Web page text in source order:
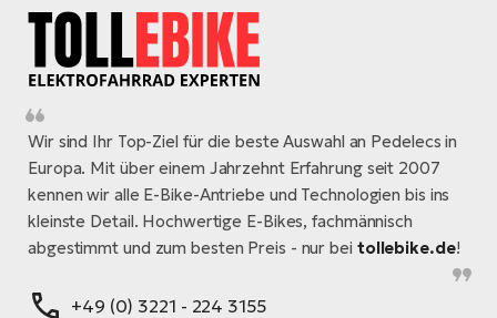
Wir sind Ihr Top-Ziel für die beste Auswahl an Pedelecs in
Europa. Mit über einem Jahrzehnt Erfahrung seit 2007
kennen wir alle E-Bike-Antriebe und Technologien bis ins
kleinste Detail. Hochwertige E-Bikes, fachmännisch
abgestimmt und zum besten Preis - nur bei tollebike.de!
+49 (0) 3221 - 224 3155